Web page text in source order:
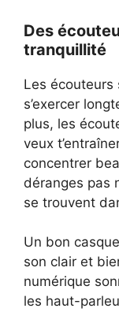
Des
tranquillité
Les écouteurs
s’exercer
plus, les
veux
concentrer
déranges pas
se trouvent
Un bon
son clair et
numérique
les haut-